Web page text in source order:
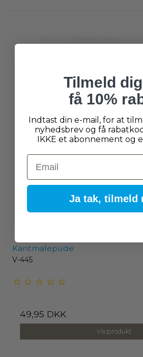
Kantmalepude
V-445
49,95 DKK
Vis produkt
Tilmeld
få 10%
Indtast din e-mail, for at
nyhedsbrev og få
IKKE et abonnement og
Email
Ja tak, tilmeld